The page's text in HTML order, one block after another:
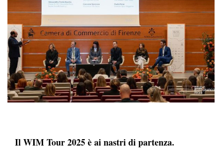
Il WIM Tour 2025 è ai nastri di partenza.